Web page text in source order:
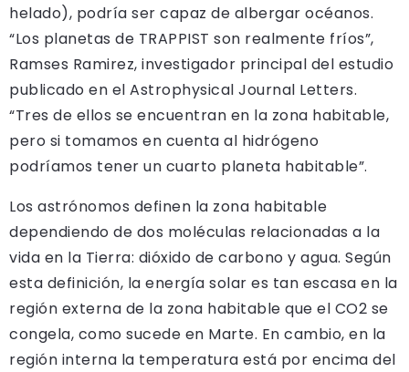
helado), podría ser capaz de albergar océanos.
“Los planetas de TRAPPIST son realmente fríos”,
Ramses Ramirez, investigador principal del estudio
publicado en el Astrophysical Journal Letters.
“Tres de ellos se encuentran en la zona habitable,
pero si tomamos en cuenta al hidrógeno
podríamos tener un cuarto planeta habitable”.
Los astrónomos definen la zona habitable
dependiendo de dos moléculas relacionadas a la
vida en la Tierra: dióxido de carbono y agua. Según
esta definición, la energía solar es tan escasa en la
región externa de la zona habitable que el CO2 se
congela, como sucede en Marte. En cambio, en la
región interna la temperatura está por encima del